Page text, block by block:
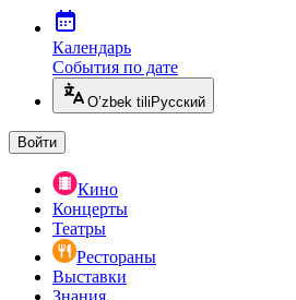
Календарь
События по дате
O’zbek tili Русский
Войти
Кино
Концерты
Театры
Рестораны
Выставки